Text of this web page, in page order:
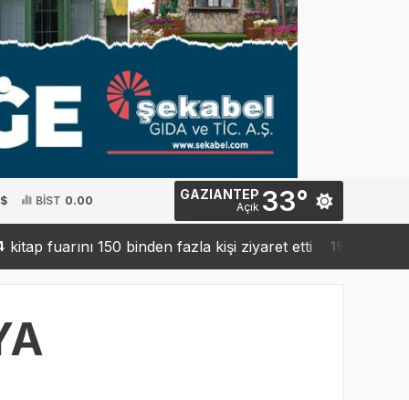
BİST 0.00 GAZIANTEP
Açık 33°
150 binden fazla kişi ziyaret etti 19:42 Sanko’dan